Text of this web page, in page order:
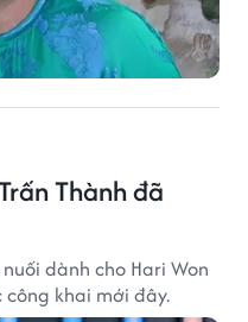
Thành đã
dành cho Hari Won
công khai mới đây.